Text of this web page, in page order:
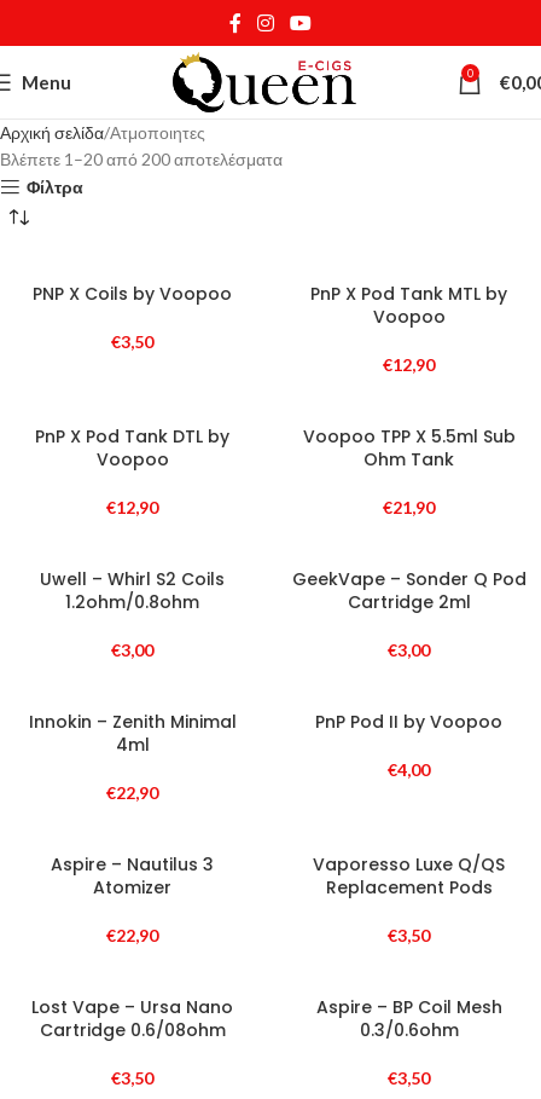
Menu 0 €
Αρχική σελίδα Ατμοποιητες
Βλέπετε 1–20 από 200 αποτελέσματα
Φίλτρα
PNP X Coils by Voopoo
€3,50
PnP X Pod Tank MTL by
Voopoo
€12,90
PnP X Pod Tank DTL by
Voopoo
€12,90
Voopoo TPP X 5.5ml Sub
Ohm Tank
€21,90
Uwell – Whirl S2 Coils
1.2ohm/0.8ohm
€3,00
GeekVape – Sonder Q Pod
Cartridge 2ml
€3,00
Innokin – Zenith Minimal
4ml
€22,90
PnP Pod II by Voopoo
€4,00
Aspire – Nautilus 3
Atomizer
€22,90
Vaporesso Luxe Q/QS
Replacement Pods
€3,50
Lost Vape – Ursa Nano
Cartridge 0.6/08ohm
€3,50
Aspire – BP Coil Mesh
0.3/0.6ohm
€3,50